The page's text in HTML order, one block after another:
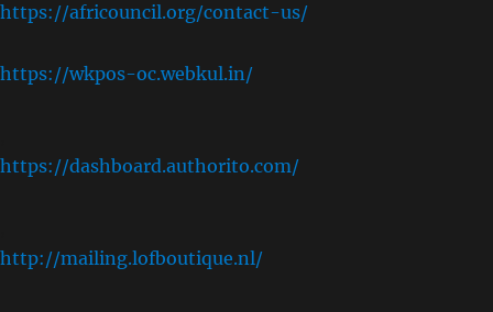
https://africouncil.org/contact-us/
https://wkpos-oc.webkul.in/
https://dashboard.authorito.com/
http://mailing.lofboutique.nl/